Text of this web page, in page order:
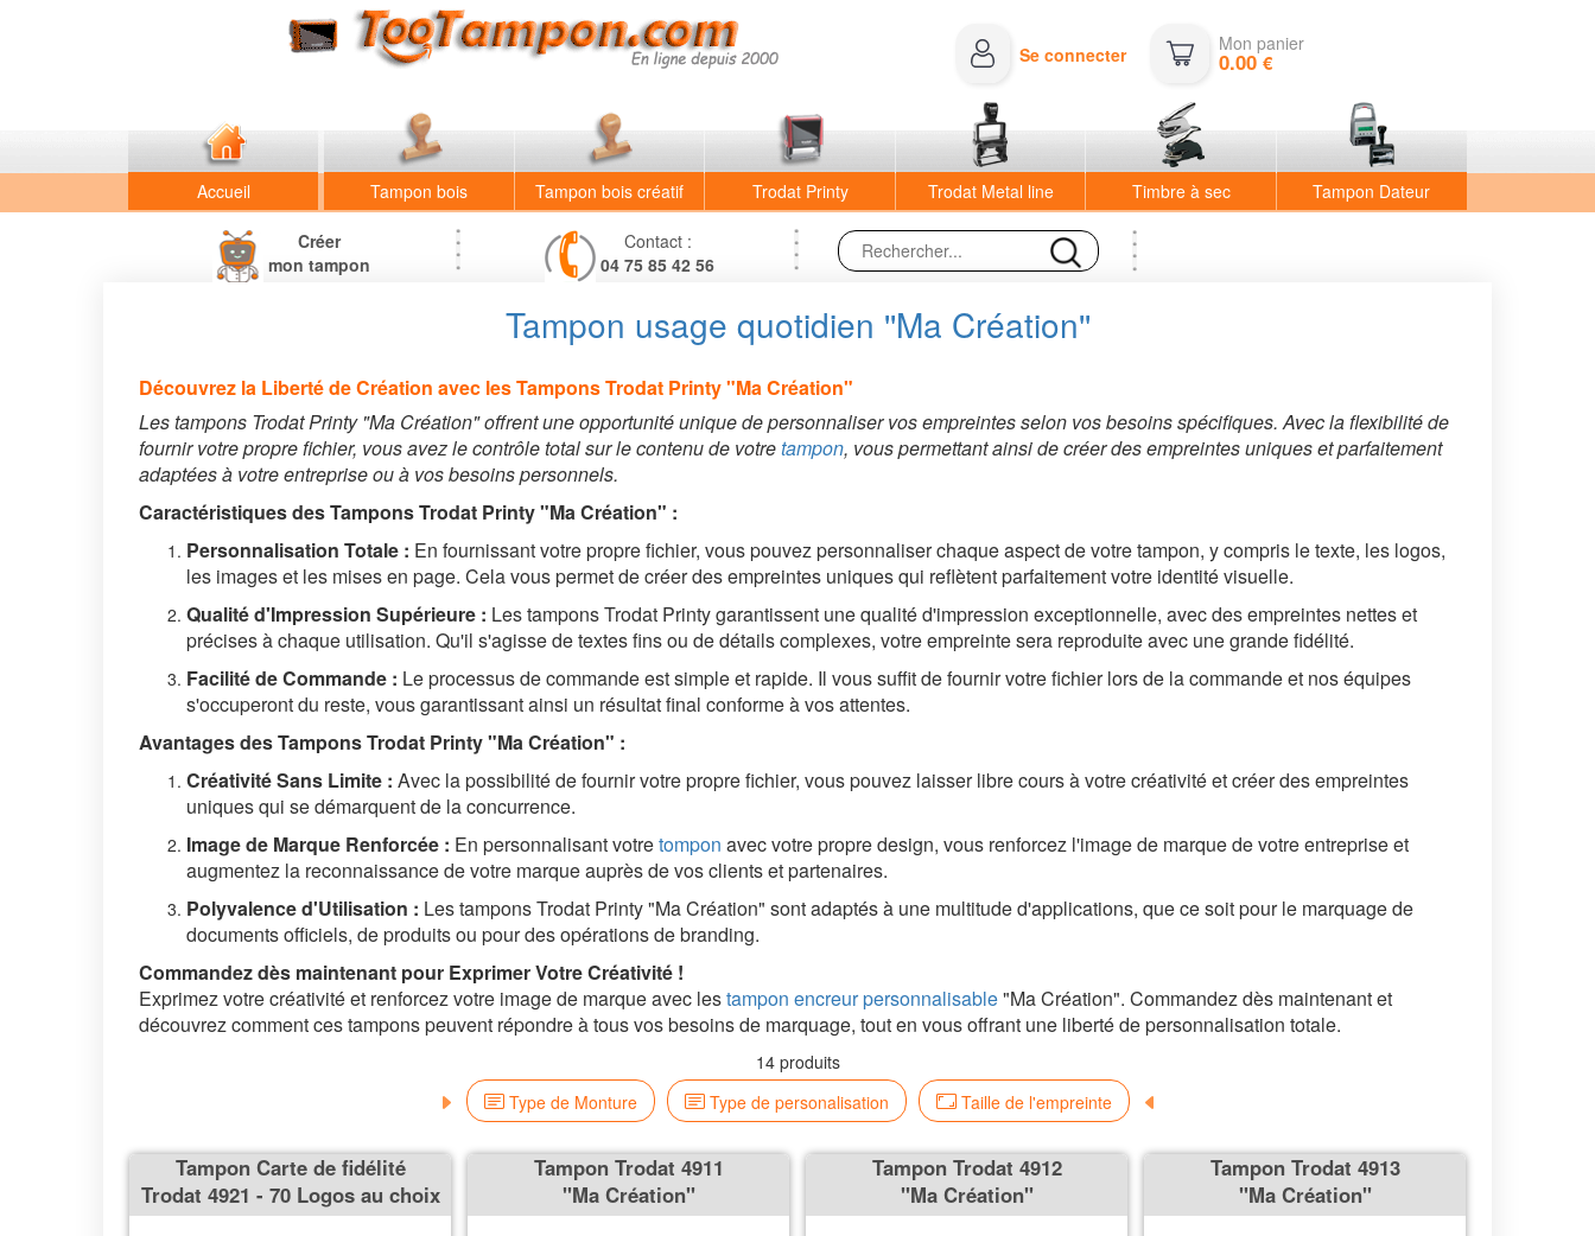
Se connecter Mon panier
0.00€
Accueil Tampon bois Tampon bois créatif Trodat Printy Trodat Metal line Timbre à sec Tampon Dateur
Créer
mon tampon
Contact :
04 75 85 42 56
Tampon usage quotidien ''Ma Création''
Découvrez la Liberté de Création avec les Tampons Trodat Printy "Ma Création"
Les tampons Trodat Printy "Ma Création" offrent une opportunité unique de personnaliser vos empreintes selon vos besoins spécifiques. Avec la flexibilité de
fournir votre propre fichier, vous avez le contrôle total sur le contenu de votretampon, vous permettant ainsi de créer des empreintes uniques et parfaitement
adaptées à votre entreprise ou à vos besoins personnels.
Caractéristiques des Tampons Trodat Printy "Ma Création" :
Personnalisation Totale : En fournissant votre propre fichier, vous pouvez personnaliser chaque aspect de votre tampon, y compris le texte, les logos,
les images et les mises en page. Cela vous permet de créer des empreintes uniques qui reflètent parfaitement votre identité visuelle.
Qualité d'Impression Supérieure : Les tampons Trodat Printy garantissent une qualité d'impression exceptionnelle, avec des empreintes nettes et
précises à chaque utilisation. Qu'il s'agisse de textes fins ou de détails complexes, votre empreinte sera reproduite avec une grande fidélité.
Facilité de Commande : Le processus de commande est simple et rapide. Il vous suffit de fournir votre fichier lors de la commande et nos équipes
s'occuperont du reste, vous garantissant ainsi un résultat final conforme à vos attentes.
Avantages des Tampons Trodat Printy "Ma Création" :
Créativité Sans Limite : Avec la possibilité de fournir votre propre fichier, vous pouvez laisser libre cours à votre créativité et créer des empreintes
uniques qui se démarquent de la concurrence.
Image de Marque Renforcée : En personnalisant votretompon avec votre propre design, vous renforcez l'image de marque de votre entreprise et
augmentez la reconnaissance de votre marque auprès de vos clients et partenaires.
Polyvalence d'Utilisation : Les tampons Trodat Printy "Ma Création" sont adaptés à une multitude d'applications, que ce soit pour le marquage de
documents officiels, de produits ou pour des opérations de branding.
Commandez dès maintenant pour Exprimer Votre Créativité !
Exprimez votre créativité et renforcez votre image de marque avec lestampon encreur personnalisable"Ma Création". Commandez dès maintenant et
découvrez comment ces tampons peuvent répondre à tous vos besoins de marquage, tout en vous offrant une liberté de personnalisation totale.
14 produits
Type de Monture
Type de personalisation Taille de l'empreinte
Tampon Carte de fidélité
Trodat 4921 - 70 Logos au choix
Tampon Trodat 4911
''Ma Création''
Tampon Trodat 4912
''Ma Création''
Tampon Trodat 4913
''Ma Création''